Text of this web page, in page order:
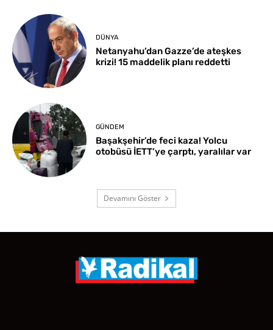
DÜNYA
Netanyahu’dan Gazze’de ateşkes
krizi! 15 maddelik planı reddetti
GÜNDEM
Başakşehir’de feci kaza! Yolcu
otobüsü İETT’ye çarptı, yaralılar var
Devamını Göster